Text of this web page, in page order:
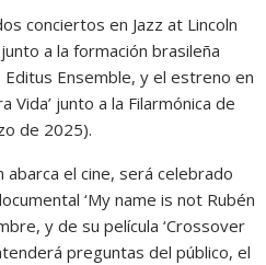
conciertos en Jazz at Lincoln
a la formación brasileña
Ensemble, y el estreno en
Vida’ junto a la Filarmónica de
de 2025).
el cine, será celebrado
‘My name is not Rubén
y de su película ‘Crossover
preguntas del público, el